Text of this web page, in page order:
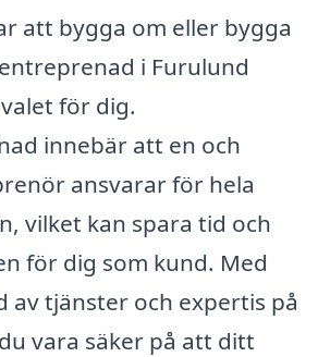
att bygga om eller bygga
i Furulund
för dig.
innebär att en och
ansvarar för hela
vilket kan spara tid och
för dig som kund. Med
tjänster och expertis på
vara säker på att ditt